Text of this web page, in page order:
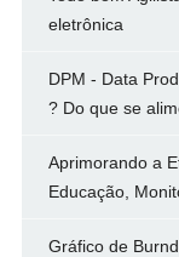
eletrônica
DPM - Data
? Do que se
Aprimorando a
Educação,
Gráfico de